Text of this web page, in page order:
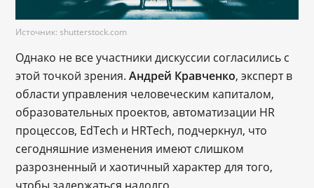
Источник: shutterstock.com
Однако не все участники дискуссии согласились с
этой точкой зрения.Андрей Кравченко, эксперт в
области управления человеческим капиталом,
образовательных проектов, автоматизации HR
процессов, EdTech и HRTech, подчеркнул, что
сегодняшние изменения имеют слишком
разрозненный и хаотичный характер для того,